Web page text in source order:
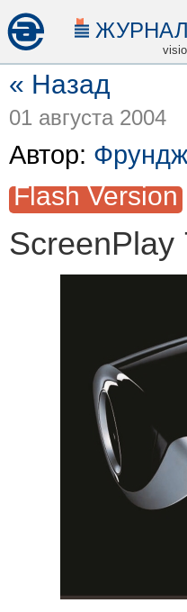
ЖУРНАЛ
« Назад
01 августа 2004
Автор:
Flash Version
ScreenPlay